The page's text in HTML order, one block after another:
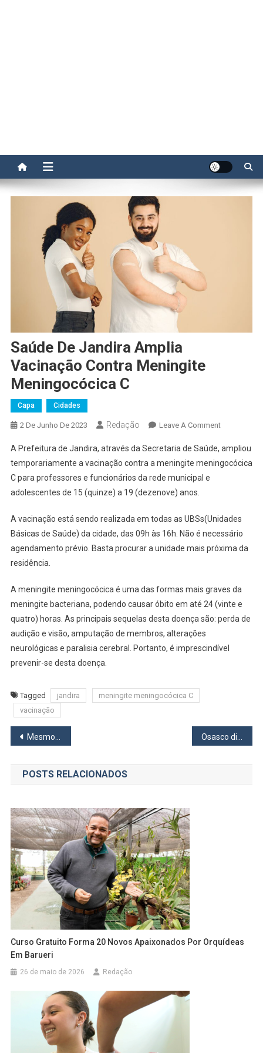
Saúde De Jandira Amplia
Vacinação Contra Meningite
Meningocócica C
Capa Cidades
2 De Junho De 2023 Redação Leave A CommentOn
De
Jandira
Meningite
C
A Prefeitura de Jandira, através da Secretaria de Saúde, ampliou
temporariamente a vacinação contra a meningite meningocócica
C para professores e funcionários da rede municipal e
adolescentes de 15 (quinze) a 19 (dezenove) anos.
A vacinação está sendo realizada em todas as UBSs(Unidades
Básicas de Saúde) da cidade, das 09h às 16h. Não é necessário
agendamento prévio. Basta procurar a unidade mais próxima da
residência.
A meningite meningocócica é uma das formas mais graves da
meningite bacteriana, podendo causar óbito em até 24 (vinte e
quatro) horas. As principais sequelas desta doença são: perda de
audição e visão, amputação de membros, alterações
neurológicas e paralisia cerebral. Portanto, é imprescindível
prevenir-se desta doença.
Tagged jandira
meningite meningocócica C
vacinação
Navegação
de
Post
Mesmo com queda no ICMS, Prefeitura de Barueri mantém as contas no azul
POSTS RELACIONADOS
Curso Gratuito Forma 20 Novos Apaixonados Por Orquídeas
Em Barueri
26 de maio de 2026 Redação